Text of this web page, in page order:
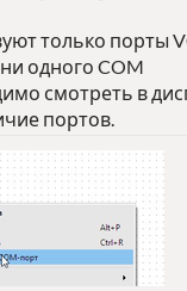
только порты
одного COM
смотреть в
портов.